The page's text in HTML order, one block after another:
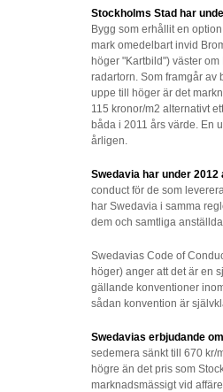
Stockholms Stad har
Bygg som erhållit en
mark omedelbart invid
höger "Kartbild") väster
radartorn. Som framgår av
uppe till höger är det
115 kronor/m2 alternativt
båda i 2011 års värde. En
årligen.
Swedavia har under
conduct för de som
har Swedavia i samma
dem och samtliga
Swedavias Code of
höger) anger att det är en
gällande konventioner
sådan konvention är
Swedavias erbjudande
sedemera sänkt till 670 kr/
högre än det pris som
marknadsmässigt vid